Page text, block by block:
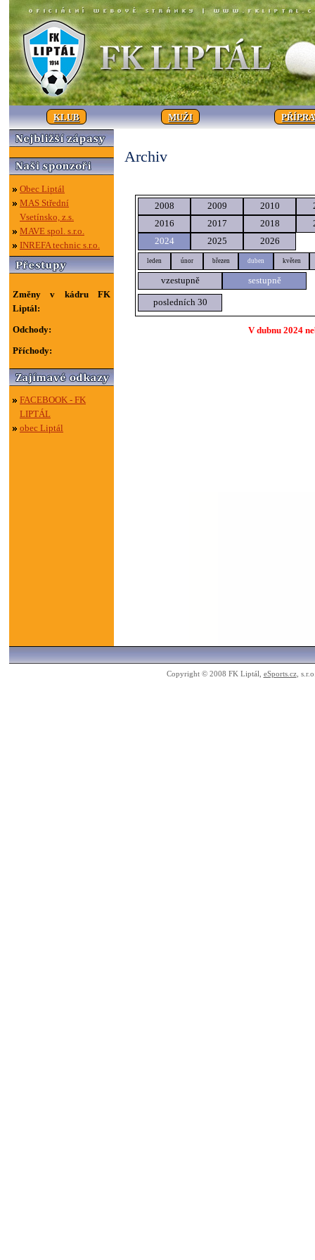
KLUB MUŽI
Obec Liptál
MAS Střední
Vsetínsko, z.s.
MAVE spol. s.r.o.
INREFA technic s.r.o.
Změny v kádru FK
Liptál:
Odchody:
Příchody:
FACEBOOK - FK
LIPTÁL
obec Liptál
Archiv
2008 2009 2010
2016
2017 2018
2024
2025 2026
leden únor březen duben květen
vzestupně sestupně
posledních 30
V dubnu 2024
Copyright © 2008 FK Liptál, eSports.cz,